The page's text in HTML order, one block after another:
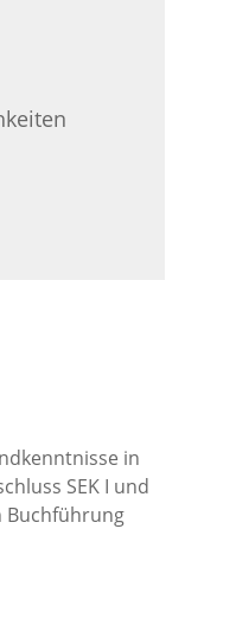
in
SEK I und
Buchführung